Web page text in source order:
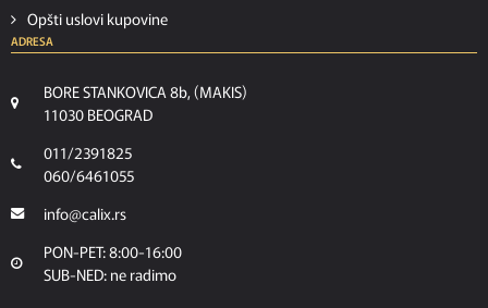
Opšti uslovi kupovine
ADRESA
BORE STANKOVICA 8b, (MAKIS)
11030 BEOGRAD
011/2391825
060/6461055
info@calix.rs
PON-PET: 8:00-16:00
SUB-NED: ne radimo